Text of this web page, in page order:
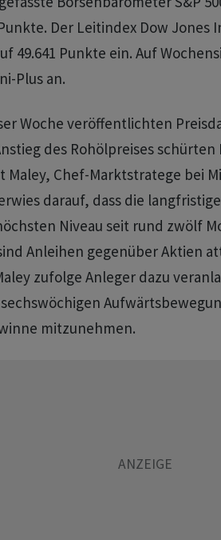
Der Leitindex Dow Jones
49.641 Punkte ein. Auf
Plus an.
Woche veröffentlichten
des Rohölpreises
Maley, Chef-Marktstratege bei
darauf, dass die
Niveau seit rund zwölf
Anleihen gegenüber Aktien
zufolge Anleger dazu
mitzunehmen.